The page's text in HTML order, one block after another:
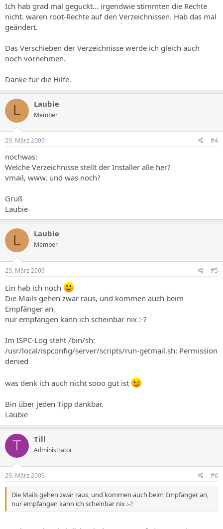
Ich hab grad mal geguckt... irgendwie stimmten die Rechte
nicht. waren root-Rechte auf den Verzeichnissen. Hab das mal
geändert.
Das Verschieben der Verzeichnisse werde ich gleich auch
noch vornehmen.
Danke für die Hilfe.
L Laubie
Member
29. März 2009 #4
nochwas:
Welche Verzeichnisse stellt der Installer alle her?
vmail, www, und was noch?
Gruß
Laubie
L Laubie
Member
29. März 2009 #5
Ein hab ich noch
Die Mails gehen zwar raus, und kommen auch beim
Empfänger an,
nur empfangen kann ich scheinbar nix :-?
Im ISPC-Log steht /bin/sh:
/usr/local/ispconfig/server/scripts/run-getmail.sh: Permission
denied
was denk ich auch nicht sooo gut ist
Bin über jeden Tipp dankbar.
Laubie
T Till
Administrator
29. März 2009 #6
Die Mails gehen zwar raus, und kommen auch beim Empfänger an,
nur empfangen kann ich scheinbar nix :-?